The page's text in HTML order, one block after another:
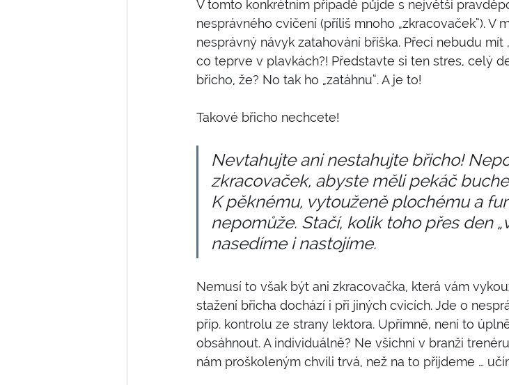
V tomto konkrétním případě půjde s největší
nesprávného cvičení (příliš mnoho „zkracovaček“). V
nesprávný návyk zatahování bříška. Přeci nebudu
co teprve v plavkách?! Představte si ten stres, celý
břicho, že? No tak ho „zatáhnu“. A je to!
Takové břicho nechcete!
Nevtahujte ani nestahujte břicho!
zkracovaček, abyste měli pekáč
K pěknému, vytouženě plochému a
nepomůže. Stačí, kolik toho přes den
nasedíme i nastojíme.
Nemusí to však být ani zkracovačka, která vám
stažení břicha dochází i při jiných cvicích. Jde o
příp. kontrolu ze strany lektora. Upřímně, není to
obsáhnout. A individuálně? Ne všichni v branži
nám proškoleným chvíli trvá, než na to přijdeme …